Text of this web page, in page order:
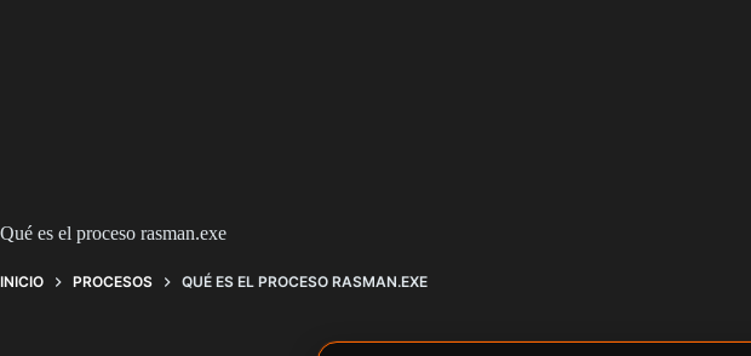
Qué es el proceso rasman.exe
INICIO PROCESOS QUÉ ES EL PROCESO RASMAN.EXE